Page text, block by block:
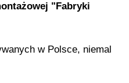
"Fabryki
w Polsce, niemal